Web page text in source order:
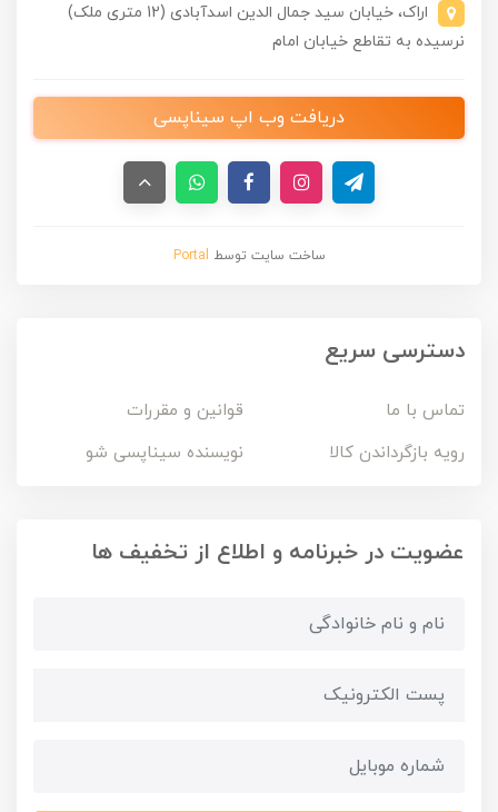
اراک، خیابان سید جمال الدین اسدآبادی (12 متری ملک)
نرسیده به تقاطع خیابان امام
دریافت وب اپ سیناپسی
ساخت سایت توسط Portal
دسترسی سریع
تماس با ما
قوانین و مقررات
رویه بازگرداندن کالا
نویسنده سیناپسی شو
عضویت در خبرنامه و اطلاع از تخفیف ها